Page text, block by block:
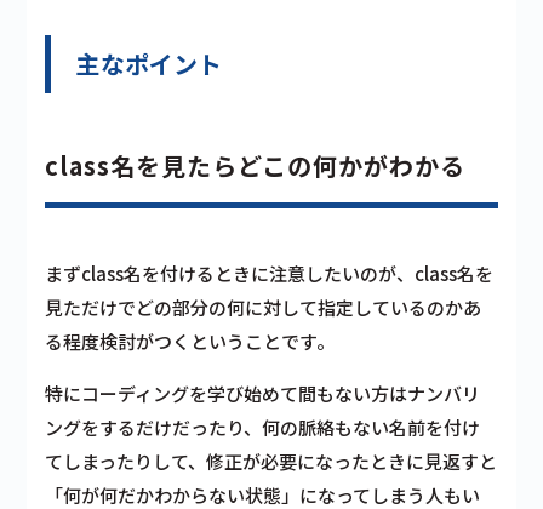
主なポイント
class名を見たらどこの何かがわかる
まずclass名を付けるときに注意したいのが、class名を
見ただけでどの部分の何に対して指定しているのかあ
る程度検討がつくということです。
特にコーディングを学び始めて間もない方はナンバリ
ングをするだけだったり、何の脈絡もない名前を付け
てしまったりして、修正が必要になったときに見返すと
「何が何だかわからない状態」になってしまう人もい